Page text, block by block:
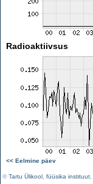
Radioaktiivsus
<< Eelmine päev
©Tartu Ülikool füüsika instituut